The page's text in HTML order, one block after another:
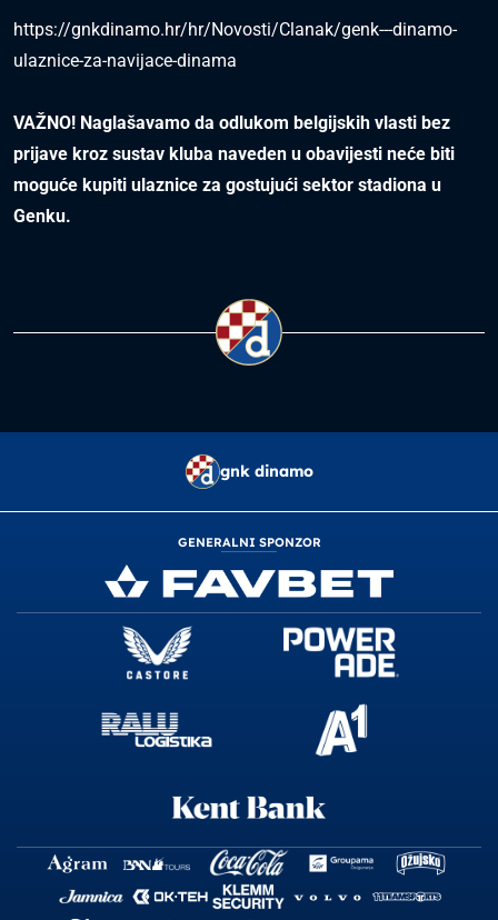
https://gnkdinamo.hr/hr/Novosti/Clanak/genk---dinamo-
ulaznice-za-navijace-dinama
VAŽNO! Naglašavamo da odlukom belgijskih vlasti bez
prijave kroz sustav kluba naveden u obavijesti neće biti
moguće kupiti ulaznice za gostujući sektor stadiona u
Genku.
gnk dinamo
GENERALNI SPONZOR